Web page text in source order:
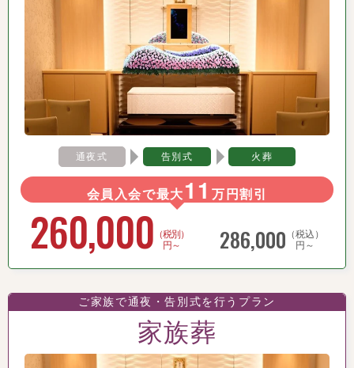
通夜式 告別式 火葬
会員入会で最大11 万円割引
260,000 （税別）
円～
286,000 （税込）
円～
ご家族で通夜・告別式を行うプラン
家族葬